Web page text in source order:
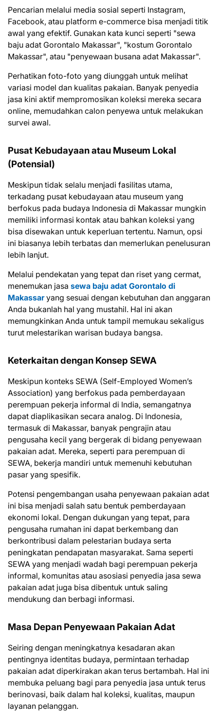
Pencarian melalui media sosial seperti Instagram,
Facebook, atau platform e-commerce bisa menjadi titik
awal yang efektif. Gunakan kata kunci seperti "sewa
baju adat Gorontalo Makassar", "kostum Gorontalo
Makassar", atau "penyewaan busana adat Makassar".
Perhatikan foto-foto yang diunggah untuk melihat
variasi model dan kualitas pakaian. Banyak penyedia
jasa kini aktif mempromosikan koleksi mereka secara
online, memudahkan calon penyewa untuk melakukan
survei awal.
Pusat Kebudayaan atau Museum Lokal
(Potensial)
Meskipun tidak selalu menjadi fasilitas utama,
terkadang pusat kebudayaan atau museum yang
berfokus pada budaya Indonesia di Makassar mungkin
memiliki informasi kontak atau bahkan koleksi yang
bisa disewakan untuk keperluan tertentu. Namun, opsi
ini biasanya lebih terbatas dan memerlukan penelusuran
lebih lanjut.
Melalui pendekatan yang tepat dan riset yang cermat,
menemukan jasa sewa baju adat Gorontalo di
Makassaryang sesuai dengan kebutuhan dan anggaran
Anda bukanlah hal yang mustahil. Hal ini akan
memungkinkan Anda untuk tampil memukau sekaligus
turut melestarikan warisan budaya bangsa.
Keterkaitan dengan Konsep SEWA
Meskipun konteks SEWA (Self-Employed Women’s
Association) yang berfokus pada pemberdayaan
perempuan pekerja informal di India, semangatnya
dapat diaplikasikan secara analog. Di Indonesia,
termasuk di Makassar, banyak pengrajin atau
pengusaha kecil yang bergerak di bidang penyewaan
pakaian adat. Mereka, seperti para perempuan di
SEWA, bekerja mandiri untuk memenuhi kebutuhan
pasar yang spesifik.
Potensi pengembangan usaha penyewaan pakaian adat
ini bisa menjadi salah satu bentuk pemberdayaan
ekonomi lokal. Dengan dukungan yang tepat, para
pengusaha rumahan ini dapat berkembang dan
berkontribusi dalam pelestarian budaya serta
peningkatan pendapatan masyarakat. Sama seperti
SEWA yang menjadi wadah bagi perempuan pekerja
informal, komunitas atau asosiasi penyedia jasa sewa
pakaian adat juga bisa dibentuk untuk saling
mendukung dan berbagi informasi.
Masa Depan Penyewaan Pakaian Adat
Seiring dengan meningkatnya kesadaran akan
pentingnya identitas budaya, permintaan terhadap
pakaian adat diperkirakan akan terus bertambah. Hal ini
membuka peluang bagi para penyedia jasa untuk terus
berinovasi, baik dalam hal koleksi, kualitas, maupun
layanan pelanggan.